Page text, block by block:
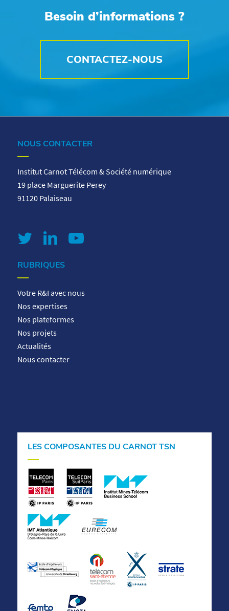
Besoin d’informations ?
CONTACTEZ-NOUS
NOUS CONTACTER
Institut Carnot Télécom & Société numérique
19 place Marguerite Perey
91120 Palaiseau
RUBRIQUES
Votre R&I avec nous
Nos expertises
Nos plateformes
Nos projets
Actualités
Nous contacter
LES COMPOSANTES DU CARNOT TSN